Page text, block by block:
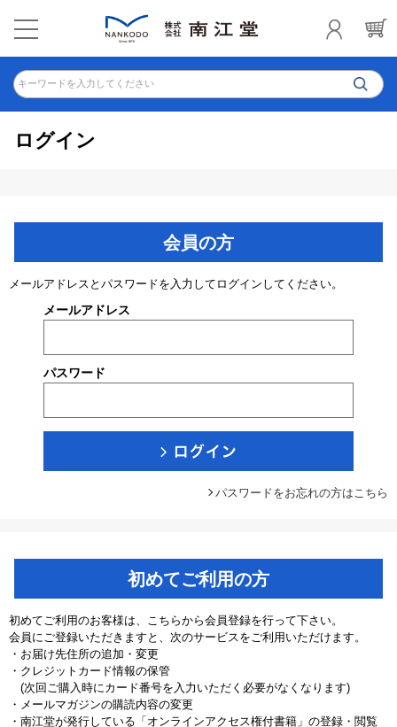
キーワードを入力してください
ログイン
会員の方
メールアドレスとパスワードを入力してログインしてください。
メールアドレス
パスワード
パスワードをお忘れの方はこちら
初めてご利用の方
初めてご利用のお客様は、こちらから会員登録を行って下さい。
会員にご登録いただきますと、次のサービスをご利用いただけます。
・お届け先住所の追加・変更
・クレジットカード情報の保管
(次回ご購入時にカード番号を入力いただく必要がなくなります)
・メールマガジンの購読内容の変更
・南江堂が発行している「オンラインアクセス権付書籍」の登録・閲覧